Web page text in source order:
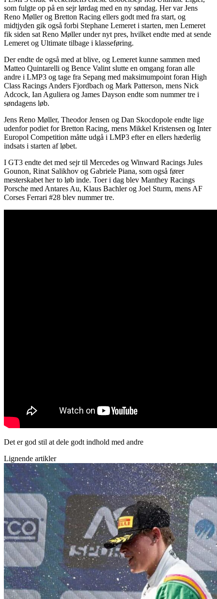
som fulgte op på en sejr lørdag med en ny søndag. Her var Jens
Reno Møller og Bretton Racing ellers godt med fra start, og
midtjyden gik også forbi Stephane Lemeret i starten, men Lemeret
fik siden sat Reno Møller under nyt pres, hvilket endte med at sende
Lemeret og Ultimate tilbage i klasseføring.
Der endte de også med at blive, og Lemeret kunne sammen med
Matteo Quintarelli og Bence Valint slutte en omgang foran alle
andre i LMP3 og tage fra Sepang med maksimumpoint foran High
Class Racings Anders Fjordbach og Mark Patterson, mens Nick
Adcock, Ian Aguliera og James Dayson endte som nummer tre i
søndagens løb.
Jens Reno Møller, Theodor Jensen og Dan Skocdopole endte lige
udenfor podiet for Bretton Racing, mens Mikkel Kristensen og Inter
Europol Competition måtte udgå i LMP3 efter en ellers hæderlig
indsats i starten af løbet.
I GT3 endte det med sejr til Mercedes og Winward Racings Jules
Gounon, Rinat Salikhov og Gabriele Piana, som også fører
mesterskabet her to løb inde. Toer i dag blev Manthey Racings
Porsche med Antares Au, Klaus Bachler og Joel Sturm, mens AF
Corses Ferrari #28 blev nummer tre.
Det er god stil at dele godt indhold med andre
Lignende artikler